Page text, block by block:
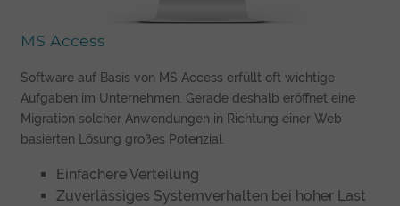
MS Access
Software auf Basis von MS Access erfüllt oft wichtige
Aufgaben im Unternehmen. Gerade deshalb eröffnet eine
Migration solcher Anwendungen in Richtung einer Web
basierten Lösung großes Potenzial.
Einfachere Verteilung
Zuverlässiges Systemverhalten bei hoher Last